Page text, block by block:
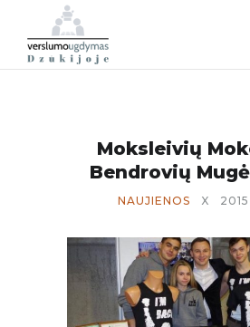
Moksleivių
Bendrovių
NAUJIENOS X